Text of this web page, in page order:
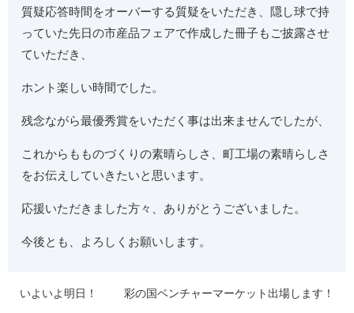
質疑応答時間をオーバーする質疑をいただき、隠し球で持
っていた先日の市産品フェアで作成した冊子もご披露させ
ていただき、
ホント楽しい時間でした。
残念ながら最優秀賞をいただく事は出来ませんでしたが、
これからもものづくりの素晴らしさ、町工場の素晴らしさ
をお伝えしていきたいと思います。
応援いただきました方々、ありがとうございました。
今後とも、よろしくお願いします。
いよいよ明日！ 彩の国ベンチャーマーケット出場します！